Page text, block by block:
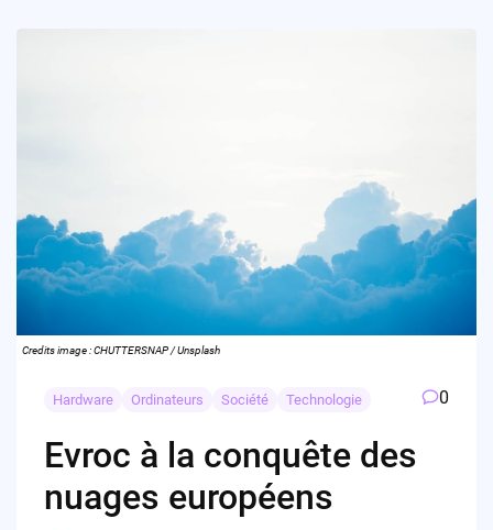
Credits image : CHUTTERSNAP / Unsplash
Hardware Ordinateurs Société Technologie 0
Evroc à la conquête des
nuages européens